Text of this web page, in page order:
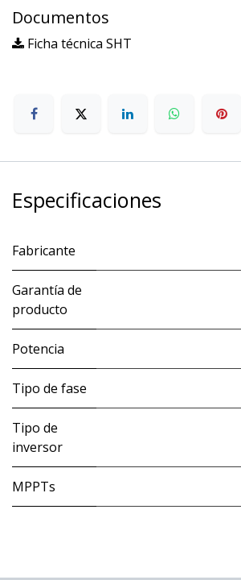
Documentos
Ficha técnica SHT
Especificaciones
Fabricante
Garantía de
producto
Potencia
Tipo de fase
Tipo de
inversor
MPPTs